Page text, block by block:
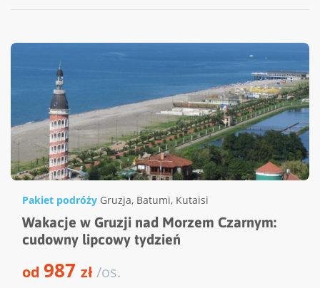
Pakiet podróży Gruzja, Batumi, Kutaisi
Wakacje w Gruzji nad Morzem Czarnym:
cudowny lipcowy tydzień
od 987 zł/os.